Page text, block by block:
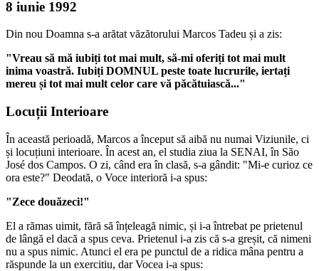
8 iunie 1992
Din nou Doamna s-a arătat văzătorului Marcos Tadeu și a zis:
"Vreau să mă iubiți tot mai mult, să-mi oferiți tot mai mult
inima voastră. Iubiți DOMNUL peste toate lucrurile, iertați
mereu și tot mai mult celor care vă păcătuiască..."
Locuții Interioare
În această perioadă, Marcos a început să aibă nu numai Viziunile, ci
și locuțiuni interioare. În acest an, el studia ziua la SENAI, în São
José dos Campos. O zi, când era în clasă, s-a gândit: "Mi-e curioz ce
ora este?" Deodată, o Voce interioră i-a spus:
"Zece douăzeci!"
El a rămas uimit, fără să înțeleagă nimic, și i-a întrebat pe prietenul
de lângă el dacă a spus ceva. Prietenul i-a zis că s-a greșit, că nimeni
nu a spus nimic. Atunci el era pe punctul de a ridica mâna pentru a
răspunde la un exercitiu, dar Vocea i-a spus: